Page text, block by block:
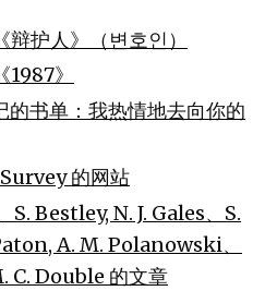
护人》（변호인）
》
书单：我热情地去向你的
的网站
Bestley, N. J. Gales、S.
A. M. Polanowski、
C. Double 的文章